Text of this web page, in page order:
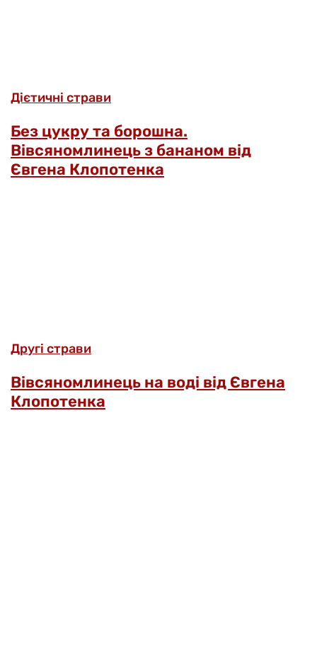
Дієтичні страви
Без цукру та борошна.
Вівсяномлинець з бананом від
Євгена Клопотенка
Другі страви
Вівсяномлинець на воді від Євгена
Клопотенка